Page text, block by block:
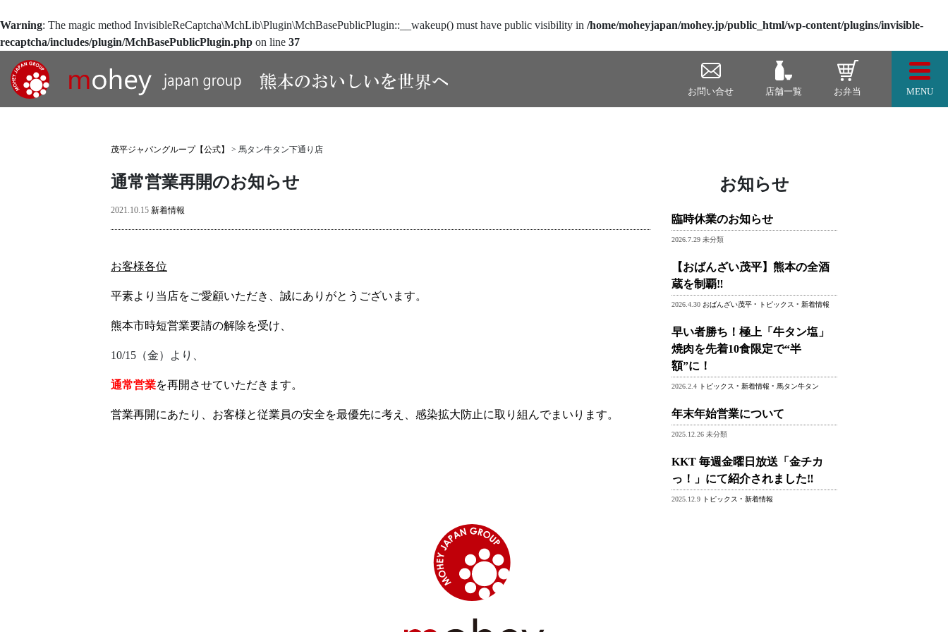
Warning: The magic method InvisibleReCaptcha\MchLib\Plugin\MchBasePublicPlugin::__wakeup() must have public visibility in /home/moheyjapan/mohey.jp/public_html/wp-content/plugins/invisible-
recaptcha/includes/plugin/MchBasePublicPlugin.php on line 37
MENU
お問い合せ 店舗一覧 お弁当
茂平ジャパングループ【公式】 > 馬タン牛タン下通り店
通常営業再開のお知らせ
2021.10.15 新着情報
お客様各位
平素より当店をご愛顧いただき、誠にありがとうございます。
熊本市時短営業要請の解除を受け、
10/15（金）より、
通常営業を再開させていただきます。
営業再開にあたり、お客様と従業員の安全を最優先に考え、 感染拡大防止に取り組んでまいります。
お知らせ
臨時休業のお知らせ
2026.7.29 未分類
【おばんざい茂平】熊本の全酒
蔵を制覇‼
2026.4.30 おばんざい茂平 • トピックス • 新着情報
早い者勝ち！極上「牛タン塩」
焼肉を先着10食限定で“半
額”に！
2026.2.4 トピックス • 新着情報 • 馬タン牛タン
年末年始営業について
2025.12.26 未分類
KKT 毎週金曜日放送「金チカ
っ！」にて紹介されました‼
2025.12.9 トピックス • 新着情報